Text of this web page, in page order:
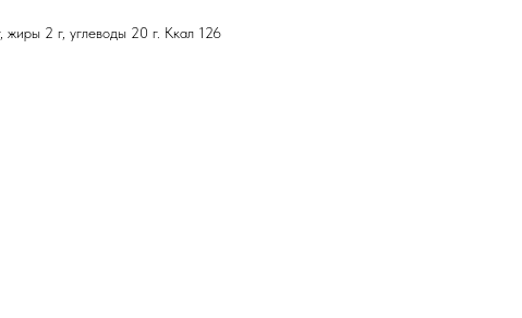
жиры 2 г, углеводы 20 г. Ккал 126